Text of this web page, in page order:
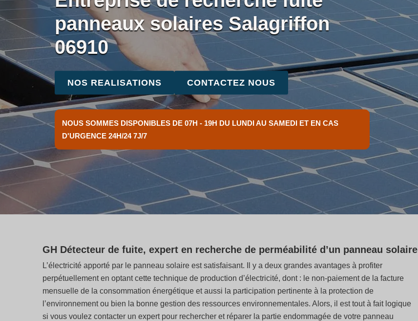
panneaux solaires Salagriffon
06910
NOS REALISATIONS CONTACTEZ NOUS
NOUS SOMMES DISPONIBLES DE 07H - 19H DU LUNDI AU SAMEDI ET EN CAS
D'URGENCE 24H/24 7J/7
GH Détecteur de fuite, expert en recherche de perméabilité d’un panneau solaire
L’électricité apporté par le panneau solaire est satisfaisant. Il y a deux grandes avantages à profiter
perpétuellement en optant cette technique de production d’électricité, dont : le non-paiement de la facture
mensuelle de la consommation énergétique et aussi la participation pertinente à la protection de
l’environnement ou bien la bonne gestion des ressources environnementales. Alors, il est tout à fait logique
si vous voulez contacter un expert pour rechercher et réparer la partie endommagée de votre panneau